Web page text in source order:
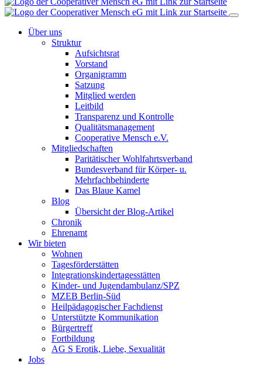
Über uns
Struktur
Aufsichtsrat
Vorstand
Organigramm
Satzung
Mitglied werden
Leitbild
Transparenz und Kontrolle
Qualitätsmanagement
Cooperative Mensch e.V.
Mitgliedschaften
Paritätischer Wohlfahrtsverband
Bundesverband für Körper- u.
Mehrfachbehinderte
Das Blaue Kamel
Blog
Übersicht der Blog-Artikel
Chronik
Ehrenamt
Wir bieten
Wohnen
Tagesförderstätten
Integrationskindertagesstätten
Kinder- und Jugendambulanz/SPZ
MZEB Berlin-Süd
Heilpädagogischer Fachdienst
Unterstützte Kommunikation
Bürgertreff
Fortbildung
AG S Erotik, Liebe, Sexualität
Jobs